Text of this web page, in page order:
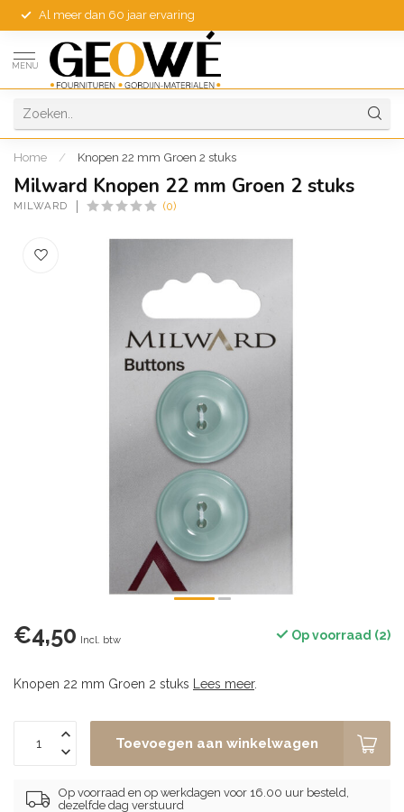
Al meer dan 60 jaar ervaring
MENU
Home / Knopen 22 mm Groen 2 stuks
Milward Knopen 22 mm Groen 2 stuks
MILWARD (0)
€4,50 Incl. btw Op voorraad (2)
Knopen 22 mm Groen 2 stuks Lees meer.
Toevoegen aan winkelwagen
Op voorraad en op werkdagen voor 16.00 uur besteld,
dezelfde dag verstuurd